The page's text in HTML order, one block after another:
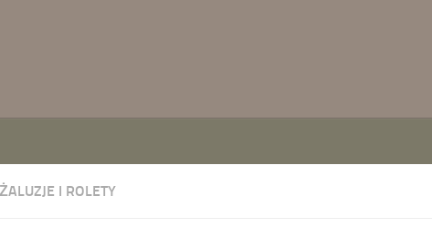
ŻALUZJE I ROLETY